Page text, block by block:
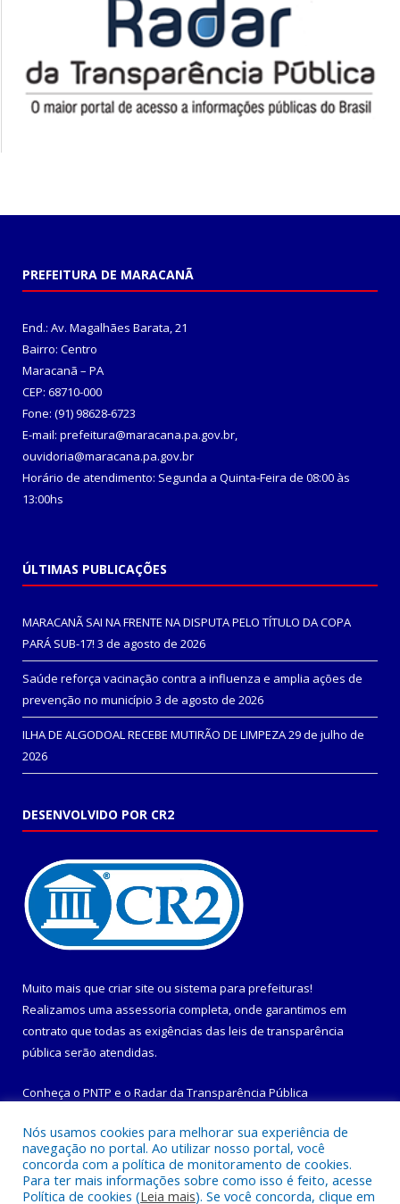
PREFEITURA DE MARACANÃ
End.: Av. Magalhães Barata, 21
Bairro: Centro
Maracanã – PA
CEP: 68710-000
Fone: (91) 98628-6723
E-mail: prefeitura@maracana.pa.gov.br,
ouvidoria@maracana.pa.gov.br
Horário de atendimento: Segunda a Quinta-Feira de 08:00 às
13:00hs
ÚLTIMAS PUBLICAÇÕES
MARACANÃ SAI NA FRENTE NA DISPUTA PELO TÍTULO DA COPA
PARÁ SUB-17! 3 de agosto de 2026
Saúde reforça vacinação contra a influenza e amplia ações de
prevenção no município 3 de agosto de 2026
ILHA DE ALGODOAL RECEBE MUTIRÃO DE LIMPEZA29 de julho de
2026
DESENVOLVIDO POR CR2
Muito mais que criar site ou sistema para prefeituras!
Realizamos uma assessoria completa, onde garantimos em
contrato que todas as exigências das leis de transparência
pública serão atendidas.
Conheça o PNTP e o Radar da Transparência Pública
Todos os direitos reservados a Prefeitura Municipal de
Nós usamos cookies para melhorar sua experiência de
navegação no portal. Ao utilizar nosso portal, você
concorda com a política de monitoramento de cookies.
Para ter mais informações sobre como isso é feito, acesse
Política de cookies (Leia mais). Se você concorda, clique em